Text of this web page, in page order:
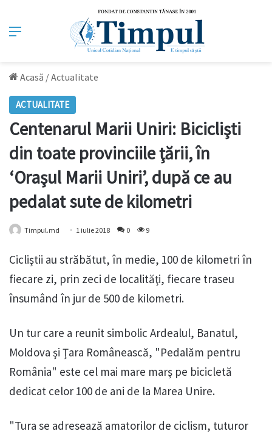
Meniu
Acasă /Actualitate
ACTUALITATE
Centenarul Marii Uniri: Biciclişti
din toate provinciile ţării, în
‘Oraşul Marii Uniri’, după ce au
pedalat sute de kilometri
Timpul.md 1 iulie 2018 0 9
Cicliştii au străbătut, în medie, 100 de kilometri în
fiecare zi, prin zeci de localităţi, fiecare traseu
însumând în jur de 500 de kilometri.
Un tur care a reunit simbolic Ardealul, Banatul,
Moldova şi Ţara Românească, "Pedalăm pentru
România" este cel mai mare marş pe bicicletă
dedicat celor 100 de ani de la Marea Unire.
"Tura se adresează amatorilor de ciclism, tuturor